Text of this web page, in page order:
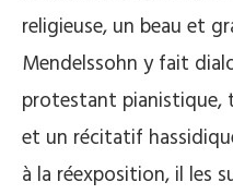
religieuse, un beau et
Mendelssohn y fait
protestant pianistique,
et un récitatif
à la réexposition, il les